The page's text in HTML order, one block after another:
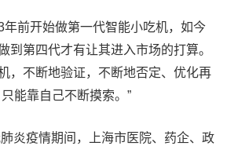
年前开始做第一代智能小吃机，如今
到第四代才有让其进入市场的打算。
，不断地验证，不断地否定、优化再
能靠自己不断摸索。”
炎疫情期间，上海市医院、药企、政